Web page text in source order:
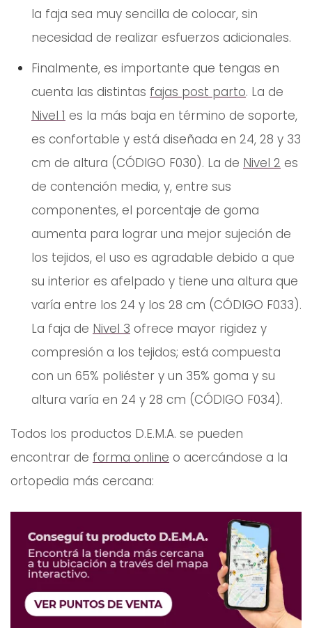
la faja sea muy sencilla de colocar, sin
necesidad de realizar esfuerzos adicionales.
Finalmente, es importante que tengas en
cuenta las distintas fajas post parto. La de
Nivel 1 es la más baja en término de soporte,
es confortable y está diseñada en 24, 28 y 33
cm de altura (CÓDIGO F030). La de Nivel 2 es
de contención media, y, entre sus
componentes, el porcentaje de goma
aumenta para lograr una mejor sujeción de
los tejidos, el uso es agradable debido a que
su interior es afelpado y tiene una altura que
varía entre los 24 y los 28 cm (CÓDIGO F033).
La faja de Nivel 3 ofrece mayor rigidez y
compresión a los tejidos; está compuesta
con un 65% poliéster y un 35% goma y su
altura varía en 24 y 28 cm (CÓDIGO F034).
Todos los productos D.E.M.A. se pueden
encontrar de forma online o acercándose a la
ortopedia más cercana: